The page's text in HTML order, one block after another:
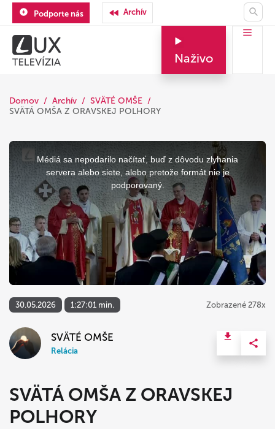
Podporte nás Archív
Naživo
Domov Archív
SVÄTÉ OMŠE
SVÄTÁ OMŠA Z ORAVSKEJ POLHORY
This
modal
window.
Médiá sa nepodarilo načítať, buď z dôvodu zlyhania
servera alebo siete, alebo pretože formát nie je
podporovaný.
30.05.2026 1:27:01 min. Zobrazené 278x
SVÄTÉ OMŠE
Relácia
SVÄTÁ OMŠA Z ORAVSKEJ
POLHORY